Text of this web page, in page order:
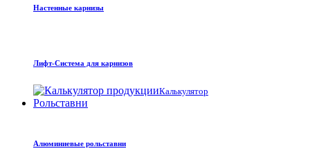
Настенные карнизы
Лифт-Система для карнизов
Калькулятор
Рольставни
Алюминиевые рольставни